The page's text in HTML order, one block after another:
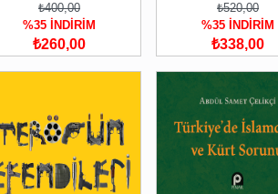
₺400,00
%35 İNDİRİM
₺260,00
₺520,00
%35 İNDİRİM
₺338,00